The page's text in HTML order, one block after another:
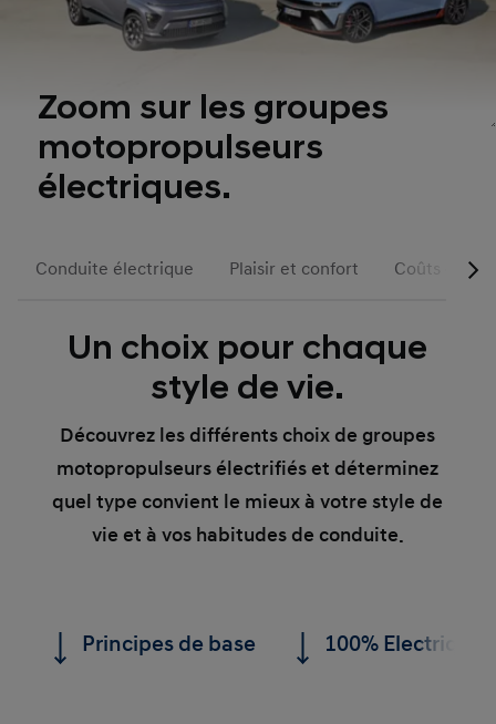
Zoom sur les groupes
motopropulseurs
électriques.
Conduite électrique Plaisir et confort Coûts et
Un choix pour chaque
style de vie.
Découvrez les différents choix de groupes
motopropulseurs électrifiés et déterminez
quel type convient le mieux à votre style de
vie et à vos habitudes de conduite.
Principes de base 100% Electrique